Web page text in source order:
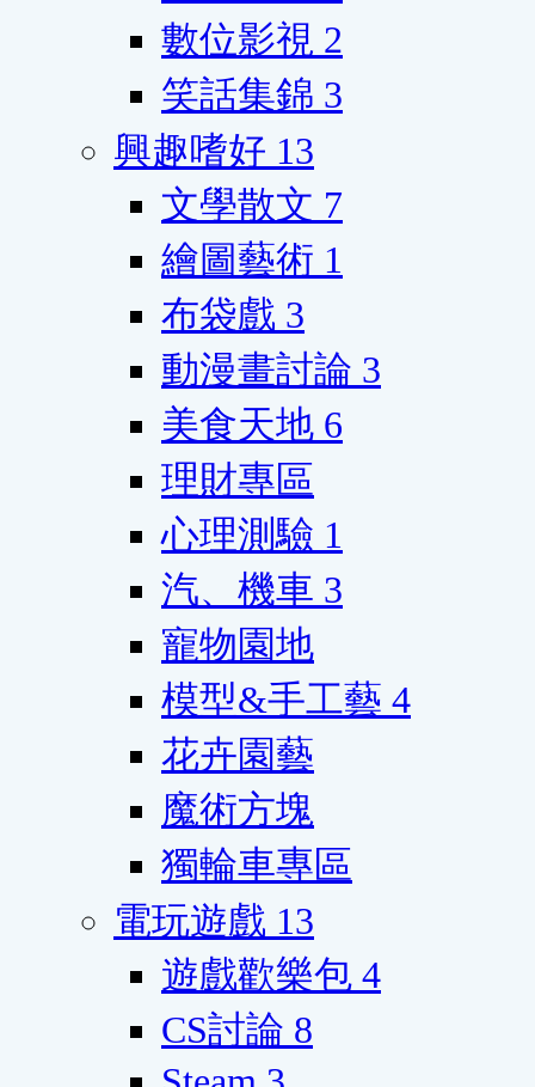
數位影視 2
笑話集錦 3
興趣嗜好 13
文學散文 7
繪圖藝術 1
布袋戲 3
動漫畫討論 3
美食天地 6
理財專區
心理測驗 1
汽、機車 3
寵物園地
模型&手工藝 4
花卉園藝
魔術方塊
獨輪車專區
電玩遊戲 13
遊戲歡樂包 4
CS討論 8